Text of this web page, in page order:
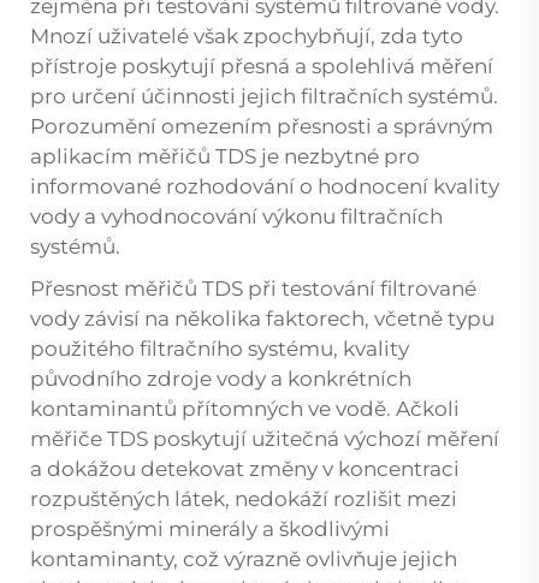
zejména při testování systémů filtrované vody.
Mnozí uživatelé však zpochybňují, zda tyto
přístroje poskytují přesná a spolehlivá měření
pro určení účinnosti jejich filtračních systémů.
Porozumění omezením přesnosti a správným
aplikacím měřičů TDS je nezbytné pro
informované rozhodování o hodnocení kvality
vody a vyhodnocování výkonu filtračních
systémů.
Přesnost měřičů TDS při testování filtrované
vody závisí na několika faktorech, včetně typu
použitého filtračního systému, kvality
původního zdroje vody a konkrétních
kontaminantů přítomných ve vodě. Ačkoli
měřiče TDS poskytují užitečná výchozí měření
a dokážou detekovat změny v koncentraci
rozpuštěných látek, nedokáží rozlišit mezi
prospěšnými minerály a škodlivými
kontaminanty, což výrazně ovlivňuje jejich